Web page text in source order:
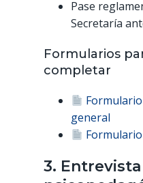
Pase
Secretaría
Formularios
completar
general
3. Entrevista